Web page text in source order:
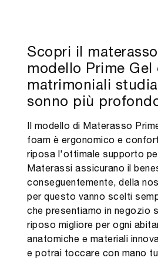
Scopri il
modello Prime
matrimoniali
sonno più
Il modello di Materasso
foam è ergonomico e
riposa l'ottimale supporto
Materassi assicurano il
conseguentemente, della
per questo vanno scelti
che presentiamo in negozio
riposo migliore per ogni
anatomiche e materiali
e potrai toccare con mano